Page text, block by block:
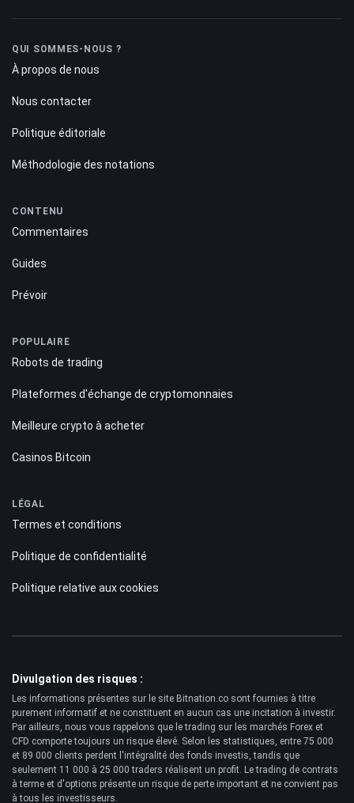
Stellaire -2.42%
Méthodologie des notations
Prévoir
POPULAIRE
Robots de trading
Plateformes d'échange de cryptomonnaies
Meilleure crypto à acheter
Casinos Bitcoin